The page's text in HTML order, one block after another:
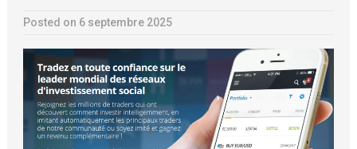
Posted on 6 septembre 2025